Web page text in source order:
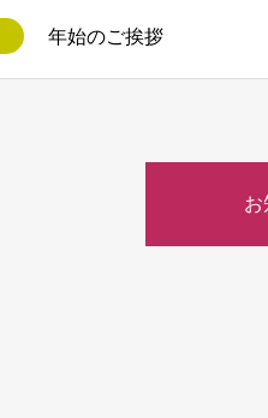
年始のご挨拶
お